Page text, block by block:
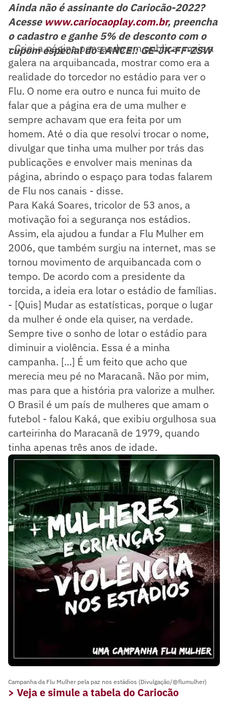
Ainda não é assinante do Cariocão-2022?
Acesse www.cariocaoplay.com.br, preencha
o cadastro e ganhe 5% de desconto com o
cupom especial do LANCE!: GE-JK-FF-ZSW
- Criei a página pensando em publicar mais a
galera na arquibancada, mostrar como era a
realidade do torcedor no estádio para ver o
Flu. O nome era outro e nunca fui muito de
falar que a página era de uma mulher e
sempre achavam que era feita por um
homem. Até o dia que resolvi trocar o nome,
divulgar que tinha uma mulher por trás das
publicações e envolver mais meninas da
página, abrindo o espaço para todas falarem
de Flu nos canais - disse.
Para Kaká Soares, tricolor de 53 anos, a
motivação foi a segurança nos estádios.
Assim, ela ajudou a fundar a Flu Mulher em
2006, que também surgiu na internet, mas se
tornou movimento de arquibancada com o
tempo. De acordo com a presidente da
torcida, a ideia era lotar o estádio de famílias.
- [Quis] Mudar as estatísticas, porque o lugar
da mulher é onde ela quiser, na verdade.
Sempre tive o sonho de lotar o estádio para
diminuir a violência. Essa é a minha
campanha. [...] É um feito que acho que
merecia meu pé no Maracanã. Não por mim,
mas para que a história pra valorize a mulher.
O Brasil é um país de mulheres que amam o
futebol - falou Kaká, que exibiu orgulhosa sua
carteirinha do Maracanã de 1979, quando
tinha apenas três anos de idade.
Campanha da Flu Mulher pela paz nos estádios (Divulgação/@flumulher)
> Veja e simule a tabela do Cariocão